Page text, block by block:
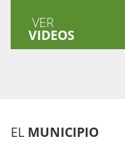
VER
VIDEOS
EL MUNICIPIO